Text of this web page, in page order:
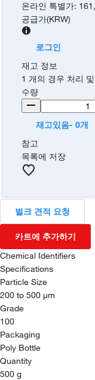
온라인 특별가:
공급가(KRW)
로그인
재고 정보
1 개의 경우 처리
수량
재고있음- 0개
참고
목록에 저장
벌크 견적 요청
카트에 추가하기
Chemical Identifiers
Specifications
Particle Size
200 to 500 μm
Grade
100
Packaging
Poly Bottle
Quantity
500 g